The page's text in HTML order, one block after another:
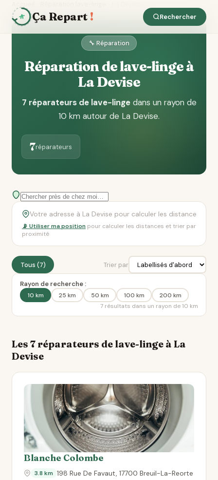
Ça Repart ! Rechercher
🔧 Réparation
Réparation de lave-linge à
La Devise
7 réparateurs de lave-lingedans un rayon de
10 km autour de La Devise.
7réparateurs
📡 Utiliser ma position pour calculer les distances et trier par
proximité
Tous (7) Trier par
Rayon de recherche :
10 km 25 km 50 km 100 km
200 km
7 résultats dans un rayon de 10 km
Les 7 réparateurs de lave-linge à La
Devise
Blanche Colombe
3.8 km 198 Rue De Favaut, 17700 Breuil-La-Reorte